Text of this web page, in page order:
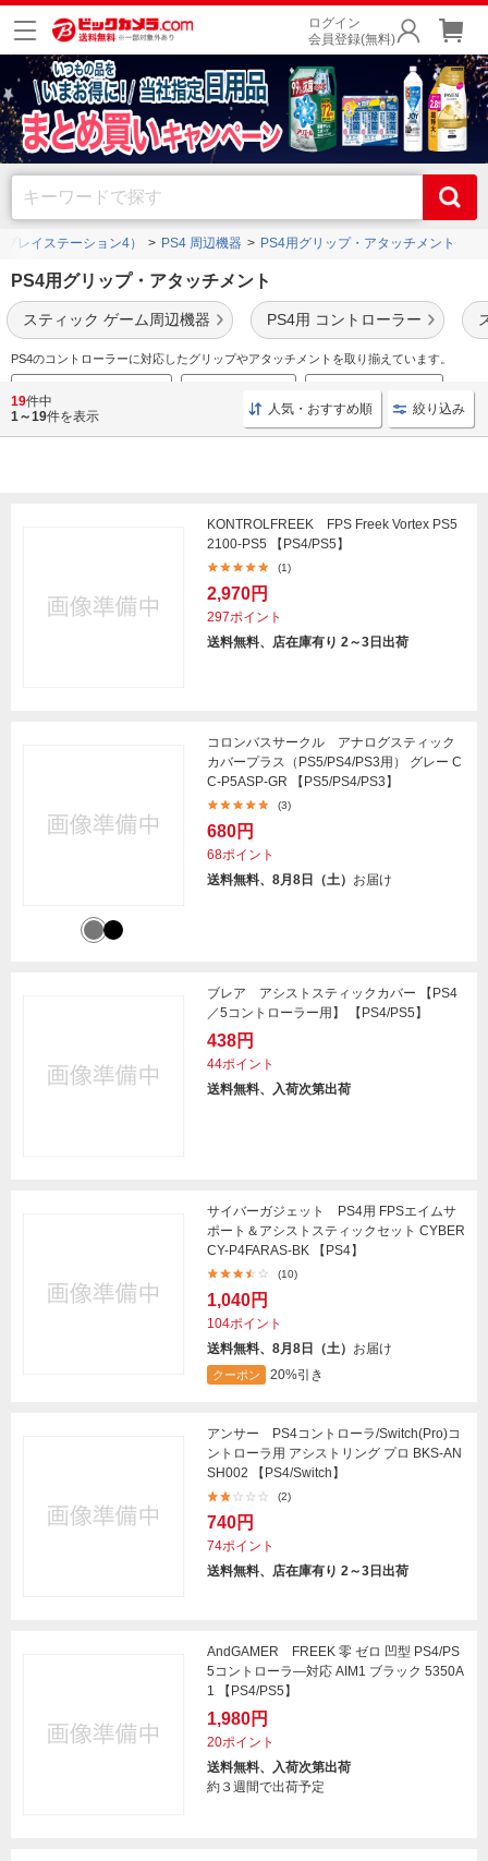
ログイン
会員登録(無料)
レイステーション4） PS4 周辺機器 PS4用グリップ・アタッチメント
PS4用グリップ・アタッチメント
スティック ゲーム周辺機器 PS4用 コントローラー
PS4のコントローラーに対応したグリップやアタッチメントを取り揃えています。
PS4ソフト週間ランキング PS4おすすめFPS/TPS
19件中
1～19件を表示 人気・おすすめ順 絞り込み
KONTROLFREEK FPS Freek Vortex PS5
2100-PS5 【PS4/PS5】
(1)
2,970円
297ポイント
送料無料、店在庫有り 2～3日出荷
コロンバスサークル アナログスティック
カバープラス（PS5/PS4/PS3用） グレー C
C-P5ASP-GR 【PS5/PS4/PS3】
(3)
680円
68ポイント
送料無料、8月8日（土） お届け
ブレア アシストスティックカバー 【PS4
／5コントローラー用】 【PS4/PS5】
438円
44ポイント
送料無料、入荷次第出荷
サイバーガジェット PS4用 FPSエイムサ
ポート＆アシストスティックセット CYBER
CY-P4FARAS-BK 【PS4】
(10)
1,040円
104ポイント
送料無料、8月8日（土） お届け
クーポン 20%引き
アンサー PS4コントローラ/Switch(Pro)コ
ントローラ用 アシストリング プロ BKS-AN
SH002 【PS4/Switch】
(2)
740円
74ポイント
送料無料、店在庫有り 2～3日出荷
AndGAMER FREEK 零 ゼロ 凹型 PS4/PS
5コントローラ―対応 AIM1 ブラック 5350A
1 【PS4/PS5】
1,980円
20ポイント
送料無料、入荷次第出荷
約３週間で出荷予定